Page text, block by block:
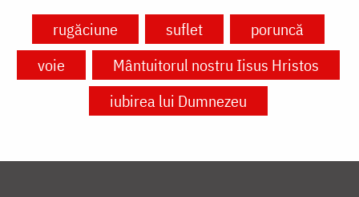
rugăciune suflet
poruncă
voie
Mântuitorul nostru Iisus Hristos
iubirea lui Dumnezeu